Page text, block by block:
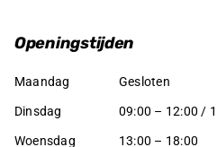
Openingstijden
Maandag Gesloten
Dinsdag 09:00 – 12:00 /
Woensdag 13:00 – 18:00